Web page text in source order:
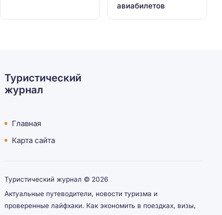
авиабилетов
Туристический
журнал
Главная
Карта сайта
Туристический журнал © 2026
Актуальные путеводители, новости туризма и
проверенные лайфхаки. Как экономить в поездках, визы,